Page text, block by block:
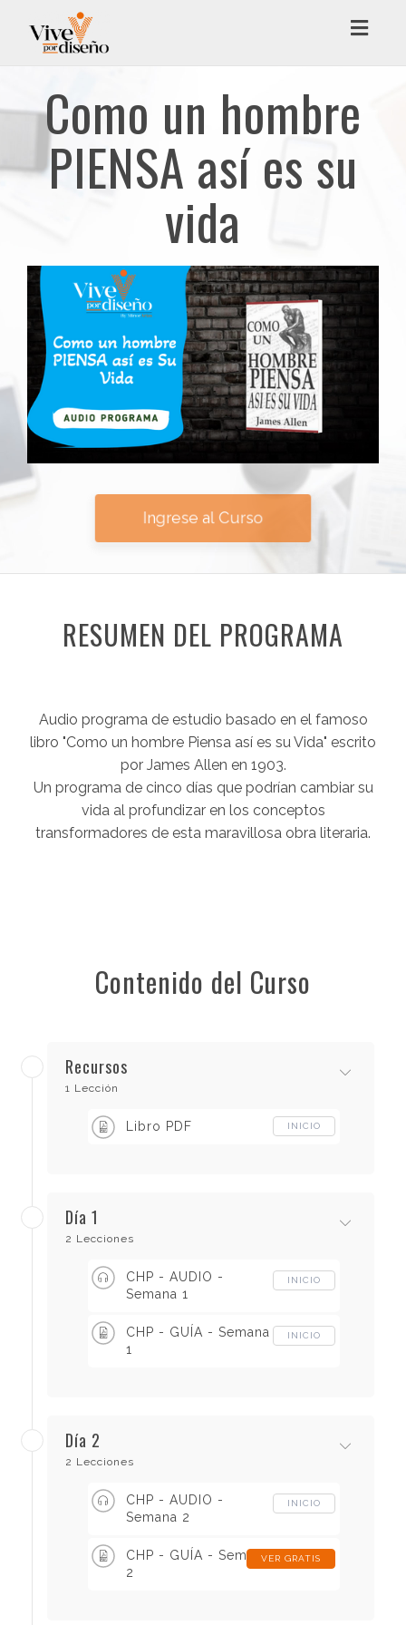
Como un hombre
PIENSA así es su
vida
Ingrese al Curso
RESUMEN DEL PROGRAMA
Audio programa de estudio basado en el famoso
libro "Como un hombre Piensa así es su Vida" escrito
por James Allen en 1903.
Un programa de cinco días que podrían cambiar su
vida al profundizar en los conceptos
transformadores de esta maravillosa obra literaria.
Contenido del Curso
Recursos
1 Lección
Libro PDF INICIO
Día 1
2 Lecciones
CHP - AUDIO -
Semana 1
INICIO
CHP - GUÍA - Semana
1
INICIO
Día 2
2 Lecciones
CHP - AUDIO -
Semana 2
INICIO
CHP - GUÍA - Semana
2
VER GRATIS